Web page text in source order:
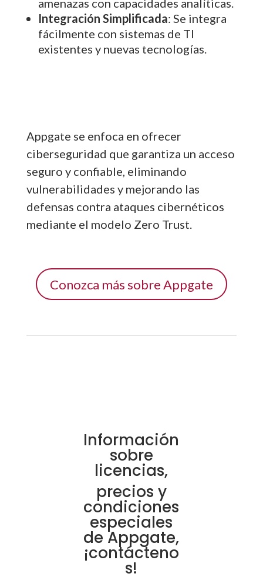
amenazas con capacidades analíticas.
Integración Simplificada: Se integra
fácilmente con sistemas de TI
existentes y nuevas tecnologías.
Appgate se enfoca en ofrecer
ciberseguridad que garantiza un acceso
seguro y confiable, eliminando
vulnerabilidades y mejorando las
defensas contra ataques cibernéticos
mediante el modelo Zero Trust.
Conozca más sobre Appgate
Información
sobre
licencias,
precios y
condiciones
especiales
de Appgate,
¡contácteno
s!